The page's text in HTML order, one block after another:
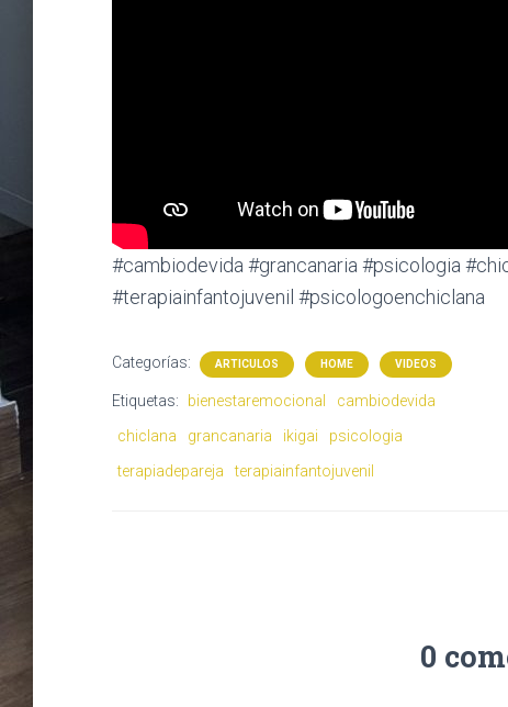
#cambiodevida #grancanaria #psicologia
#terapiainfantojuvenil #psicologoenchiclana
Categorías: ARTICULOS HOME VIDEOS
Etiquetas: bienestaremocional
cambiodevida
chiclana
grancanaria ikigai
psicologia
terapiadepareja
terapiainfantojuvenil
0